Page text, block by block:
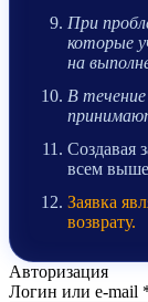
При
которые
на
В течение
Создавая
всем
Заявка
возврату.
Авторизация
Логин или e-mail